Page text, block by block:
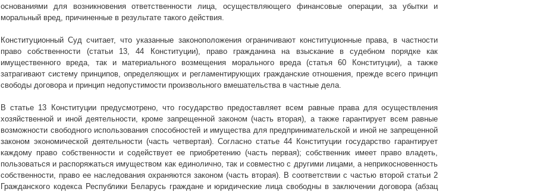
основаниями для возникновения ответственности лица, осуществляющего финансовые операции, за убытки и
моральный вред, причиненные в результате такого действия.
Конституционный Суд считает, что указанные законоположения ограничивают конституционные права, в частности
право собственности (статьи 13, 44 Конституции), право гражданина на взыскание в судебном порядке как
имущественного вреда, так и материального возмещения морального вреда (статья 60 Конституции), а также
затрагивают систему принципов, определяющих и регламентирующих гражданские отношения, прежде всего принцип
свободы договора и принцип недопустимости произвольного вмешательства в частные дела.
В статье 13 Конституции предусмотрено, что государство предоставляет всем равные права для осуществления
хозяйственной и иной деятельности, кроме запрещенной законом (часть вторая), а также гарантирует всем равные
возможности свободного использования способностей и имущества для предпринимательской и иной не запрещенной
законом экономической деятельности (часть четвертая). Согласно статье 44 Конституции государство гарантирует
каждому право собственности и содействует ее приобретению (часть первая); собственник имеет право владеть,
пользоваться и распоряжаться имуществом как единолично, так и совместно с другими лицами, а неприкосновенность
собственности, право ее наследования охраняются законом (часть вторая). В соответствии с частью второй статьи 2
Гражданского кодекса Республики Беларусь граждане и юридические лица свободны в заключении договора (абзац